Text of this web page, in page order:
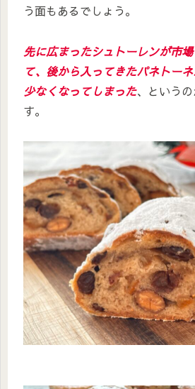
う面もあるでしょう。
先に広まったシュトーレンが市
て、後から入ってきたパネトー
少なくなってしまった、という
す。